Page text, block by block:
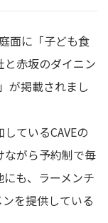
面に「子ども食
赤坂のダイニン
が掲載されまし
ているCAVEの
ながら予約制で毎
も、ラーメンチ
を提供している